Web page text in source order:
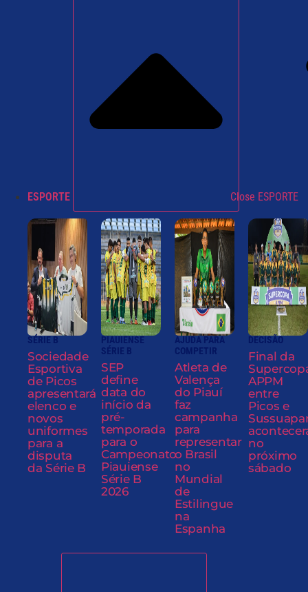
ESPORTE Close ESPORTE
SÉRIE B
Sociedade
Esportiva
de Picos
apresentará
elenco e
novos
uniformes
para a
disputa
da Série B
PIAUIENSE
SÉRIE B
SEP
define
data do
início da
pré-
temporada
para o
Campeonato
Piauiense
Série B
2026
AJUDA PARA
COMPETIR
Atleta de
Valença
do Piauí
faz
campanha
para
representar
o Brasil
no
Mundial
de
Estilingue
na
Espanha
DECISÃO
Final da
APPM
entre
Picos e
no
próximo
sábado